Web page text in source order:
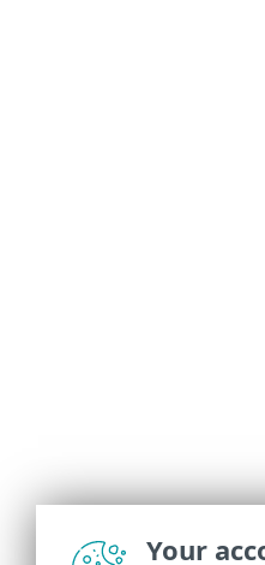
Your